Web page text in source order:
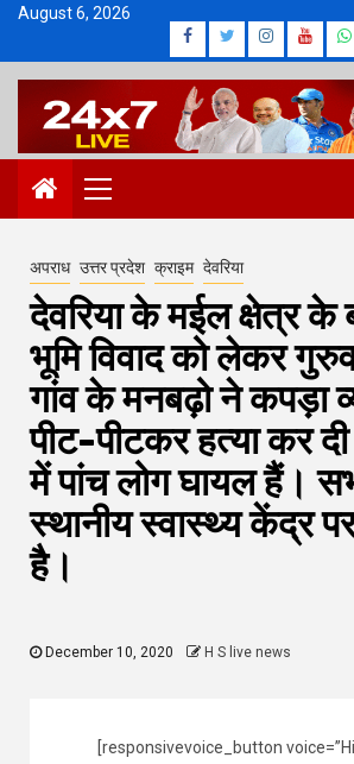
Skip
content
August 6, 2026
Facebook
Twitter
Primary
Menu
अपराध उत्तर प्रदेश क्राइम देवरिया
देवरिया के मईल क्षेत्र के
भूमि विवाद को लेकर
गांव के मनबढ़ो ने कपड़ा
पीट-पीटकर हत्या कर
में पांच लोग घायल हैं।
स्थानीय स्वास्थ्य केंद्र
है।
December 10, 2020 H S live news
[responsivevoice_button